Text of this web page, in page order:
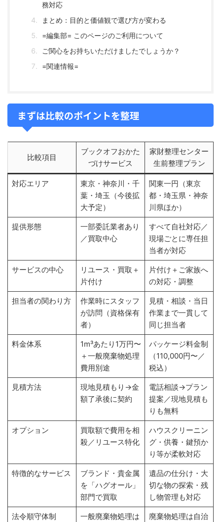
務対応
まとめ：目的と価値観で選び方が変わる
=編集部= このページのご利用について
ご関心をお持ちいただけましたでしょうか？
=関連情報=
まずは比較のポイントを整理
比較項目
ブックオフおかた
づけサービス
家財整理センター
生前整理プラン
対応エリア
東京・神奈川・千
葉・埼玉（今後拡
大予定）
関東一円（東京
都・埼玉県・神奈
川県ほか）
提供形態
一部委託業者あり
／買取中心
すべて自社対応／
現場ごとに専任担
当者が対応
サービスの中心
リユース・買取＋
片付け
片付け＋ご家族へ
の対応・調整
担当者の関わり方
作業時にスタッフ
が訪問（資格保有
者）
見積・相談・当日
作業まで一貫して
同じ担当者
料金体系
1m³あたり1万円〜
＋一般廃棄物処理
費用別途
パッケージ料金制
（110,000円〜／
税込）
見積方法
現地見積もり→金
額了承後に契約
電話相談→プラン
提案／現地見積も
りも無料
オプション
買取額で費用を相
殺／リユース特化
ハウスクリーニン
グ・供養・鍵預か
り等が柔軟対応
特徴的なサービス
ブランド・貴金属
を「ハグオール」
部門で買取
遺品の仕分け・大
切な物の探索・残
し物管理も対応
法令順守体制
一般廃棄物処理は
廃棄物処理は自治